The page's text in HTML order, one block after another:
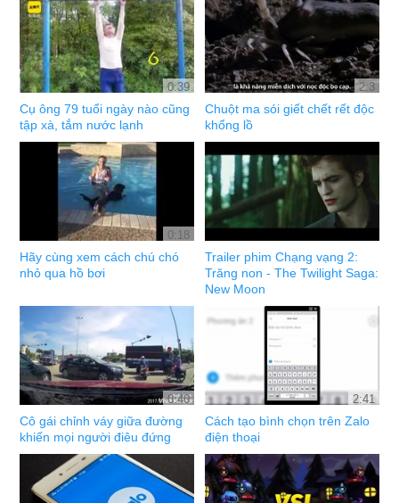
0:39
Cụ ông 79 tuổi ngày nào cũng
tập xà, tắm nước lạnh
2:3
Chuột ma sói giết chết rết độc
khổng lồ
0:18
Hãy cùng xem cách chú chó
nhỏ qua hồ bơi
Trailer phim Chạng vạng 2:
Trăng non - The Twilight Saga:
New Moon
0:40
Cô gái chỉnh váy giữa đường
khiến mọi người điêu đứng
2:41
Cách tạo bình chọn trên Zalo
điện thoại